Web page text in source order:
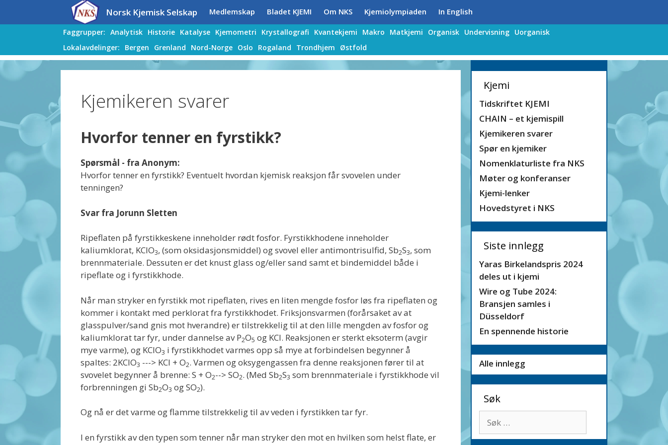
Norsk Kjemisk Selskap Medlemskap Bladet KJEMI Om NKS Kjemiolympiaden In English
Faggrupper: Analytisk Historie Katalyse Kjemometri Krystallografi Kvantekjemi Makro Matkjemi Organisk Undervisning Uorganisk
Lokalavdelinger:
Bergen Grenland Nord-Norge Oslo Rogaland Trondhjem Østfold
Kjemikeren svarer
Hvorfor tenner en fyrstikk?
Spørsmål - fra Anonym:
Hvorfor tenner en fyrstikk? Eventuelt hvordan kjemisk reaksjon får svovelen under
tenningen?
Svar fra Jorunn Sletten
Ripeflaten på fyrstikkeskene inneholder rødt fosfor. Fyrstikkhodene inneholder
kaliumklorat, KClO3, (som oksidasjonsmiddel) og svovel eller antimontrisulfid, Sb2S3, som
brennmateriale. Dessuten er det knust glass og/eller sand samt et bindemiddel både i
ripeflate og i fyrstikkhode.
Når man stryker en fyrstikk mot ripeflaten, rives en liten mengde fosfor løs fra ripeflaten og
kommer i kontakt med perklorat fra fyrstikkhodet. Friksjonsvarmen (forårsaket av at
glasspulver/sand gnis mot hverandre) er tilstrekkelig til at den lille mengden av fosfor og
kaliumklorat tar fyr, under dannelse av P2O5 og KCl. Reaksjonen er sterkt eksoterm (avgir
mye varme), og KClO3 i fyrstikkhodet varmes opp så mye at forbindelsen begynner å
spaltes: 2KClO3 ---> KCl + O2. Varmen og oksygengassen fra denne reaksjonen fører til at
svovelet begynner å brenne: S + O2--> SO2. (Med Sb2S3 som brennmateriale i fyrstikkhode vil
forbrenningen gi Sb2O3 og SO2).
Og nå er det varme og flamme tilstrekkelig til av veden i fyrstikken tar fyr.
I en fyrstikk av den typen som tenner når man stryker den mot en hvilken som helst flate, er
Kjemi
Tidskriftet KJEMI
CHAIN – et kjemispill
Kjemikeren svarer
Spør en kjemiker
Nomenklaturliste fra NKS
Møter og konferanser
Kjemi-lenker
Hovedstyret i NKS
Siste innlegg
Yaras Birkelandspris 2024
deles ut i kjemi
Wire og Tube 2024:
Bransjen samles i
Düsseldorf
En spennende historie
Alle innlegg
Søk
etter: